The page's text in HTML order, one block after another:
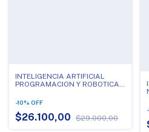
INTELIGENCIA ARTIFICIAL
PROGRAMACION Y ROBOTICA
-10% OFF
$26.100,00 $29.000,00
-